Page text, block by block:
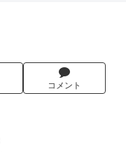
コメント